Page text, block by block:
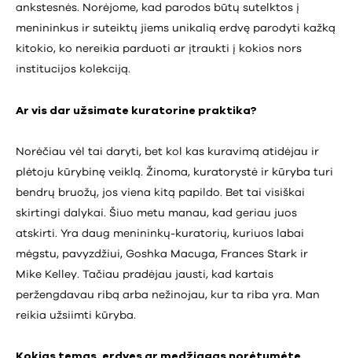
ankstesnės. Norėjome, kad parodos būtų sutelktos į
menininkus ir suteiktų jiems unikalią erdvę parodyti kažką
kitokio, ko nereikia parduoti ar įtraukti į kokios nors
institucijos kolekciją.
Ar vis dar užsimate kuratorine praktika?
Norėčiau vėl tai daryti, bet kol kas kuravimą atidėjau ir
plėtoju kūrybinę veiklą. Žinoma, kuratorystė ir kūryba turi
bendrų bruožų, jos viena kitą papildo. Bet tai visiškai
skirtingi dalykai. Šiuo metu manau, kad geriau juos
atskirti. Yra daug menininkų-kuratorių, kuriuos labai
mėgstu, pavyzdžiui, Goshka Macuga, Frances Stark ir
Mike Kelley. Tačiau pradėjau jausti, kad kartais
peržengdavau ribą arba nežinojau, kur ta riba yra. Man
reikia užsiimti kūryba.